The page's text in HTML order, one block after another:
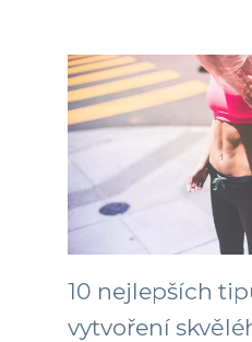
10 nejlepších
vytvoření